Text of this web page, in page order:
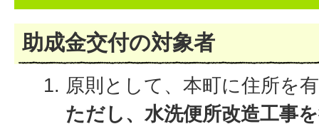
助成金交付の対象者
原則として、本町に住所を
ただし、水洗便所改造工事